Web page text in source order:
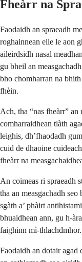
Fheàrr na
Faodaidh an spraeadh
roghainnean eile le aon
aileirdsidh nasal
gu bheil an
bho chomharran na
fhèin.
Ach, tha “nas fheàrr”
comharraidhean tlàth
leighis, dh’fhaodadh
cuid de dhaoine
fheàrr na
An coimeas ri spraeadh
tha an measgachadh
sgàth a’ phàirt
bhuaidhean ann, gu h-
faighinn mì-thlachdmhor.
Faodaidh an dotair agad